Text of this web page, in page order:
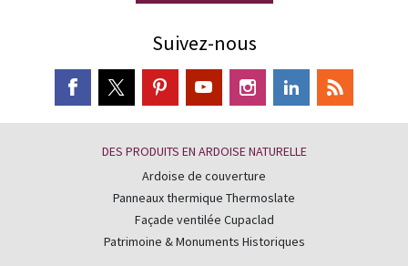
Suivez-nous
DES PRODUITS EN ARDOISE NATURELLE
Ardoise de couverture
Panneaux thermique Thermoslate
Façade ventilée Cupaclad
Patrimoine & Monuments Historiques